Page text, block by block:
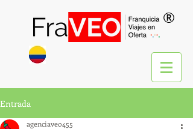
®
Entrada
agenciaveo455